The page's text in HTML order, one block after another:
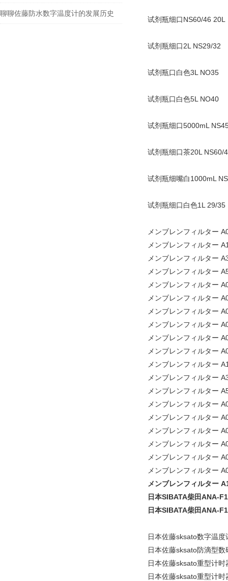
聊聊佐藤防水数字温度计的发展历史
试剂瓶细口NS60/46 20L
试剂瓶细口2L NS29/32
试剂瓶口白色3L NO35
试剂瓶口白色5L NO40
试剂瓶细口5000mL
试剂瓶细口茶20L NS60/
试剂瓶细嘴白1000mL
试剂瓶细口白色1L 29/35
メンブレンフィルター
メンブレンフィルター
メンブレンフィルター
メンブレンフィルター
メンブレンフィルター
メンブレンフィルター
メンブレンフィルター
メンブレンフィルター
メンブレンフィルター
メンブレンフィルター
メンブレンフィルター
メンブレンフィルター
メンブレンフィルター
メンブレンフィルター
メンブレンフィルター
メンブレンフィルター
メンブレンフィルター
メンブレンフィルター
メンブレンフィルター
メンブレンフィルター
日本SIBATA柴田ANA-
日本SIBATA柴田ANA-
日本佐藤sksato数字温度
日本佐藤sksato防滴型
日本佐藤sksato重型计
日本佐藤sksato重型计